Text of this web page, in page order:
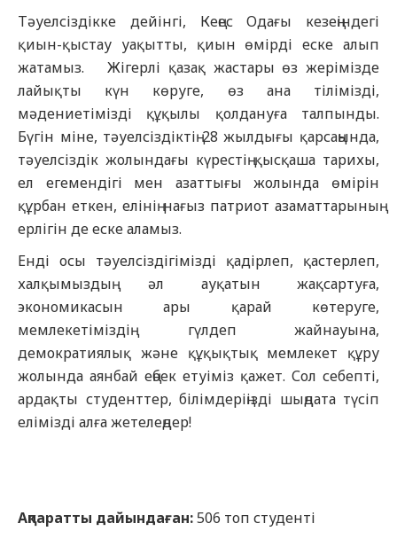
Тәуелсіздікке дейінгі, Кеңес Одағы кезеңіндегі
қиын-қыстау уақытты, қиын өмірді еске алып
жатамыз. Жігерлі қазақ жастары өз жерімізде
лайықты күн көруге, өз ана тілімізді,
мәдениетімізді құқылы қолдануға талпынды.
Бүгін міне, тәуелсіздіктің 28 жылдығы қарсаңында,
тәуелсіздік жолындағы күрестің қысқаша тарихы,
ел егемендігі мен азаттығы жолында өмірін
құрбан еткен, елінің нағыз патриот азаматтарының
ерлігін де еске аламыз.
Енді осы тәуелсіздігімізді қадірлеп, қастерлеп,
халқымыздың әл ауқатын жақсартуға,
экономикасын ары қарай көтеруге,
мемлекетіміздің гүлдеп жайнауына,
демократиялық және құқықтық мемлекет құру
жолында аянбай еңбек етуіміз қажет. Сол себепті,
ардақты студенттер, білімдеріңізді шыңдата түсіп
елімізді алға жетелеңдер!
Ақпаратты дайындаған:506 топ студенті